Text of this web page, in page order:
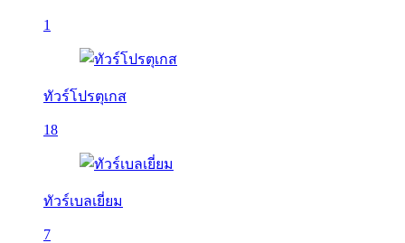
1
ทัวร์โปรตุเกส
18
ทัวร์เบลเยี่ยม
7